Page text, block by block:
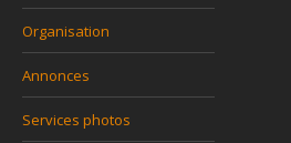
Organisation
Annonces
Services photos